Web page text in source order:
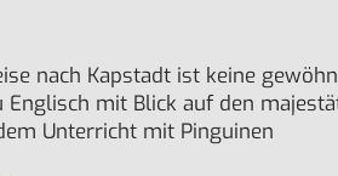
nach Kapstadt ist keine
mit Blick auf den
Unterricht mit Pinguinen